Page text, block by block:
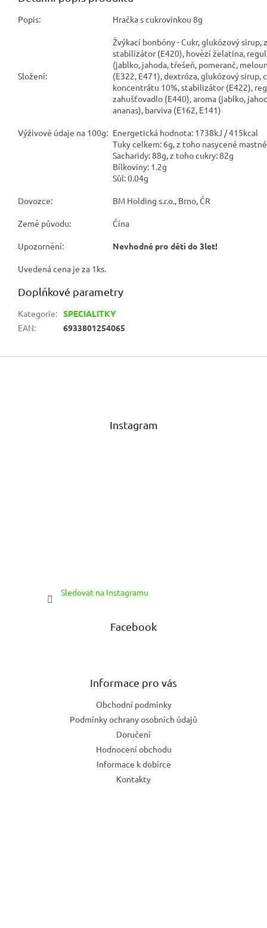
Popis: Hračka s cukrovinkou 8g
Složení:
Žvýkací bonbóny - Cukr, glukózový
stabilizátor (E420), hovězí želatina,
(jablko, jahoda, třešeň, pomeranč,
(E322, E471), dextróza, glukózový sirup,
koncentrátu 10%, stabilizátor (E422),
zahušťovadlo (E440), aroma (jablko,
ananas), barviva (E162, E141)
Výživové údaje na 100g: Energetická hodnota: 1738kJ / 415kcal
Tuky celkem: 6g, z toho nasycené
Sacharidy: 88g, z toho cukry: 82g
Bílkoviny: 1.2g
Sůl: 0.04g
Dovozce: BM Holding s.r.o., Brno, ČR
Země původu: Čína
Upozornění: Nevhodné pro děti do 3let!
Uvedená cena je za 1ks.
Doplňkové parametry
Kategorie: SPECIALITKY
EAN: 6933801254065
Z
Instagram
Sledovat na Instagramu
Facebook
Informace pro vás
Obchodní podmínky
Podmínky ochrany osobních údajů
Doručení
Hodnocení obchodu
Informace k dobírce
Kontakty